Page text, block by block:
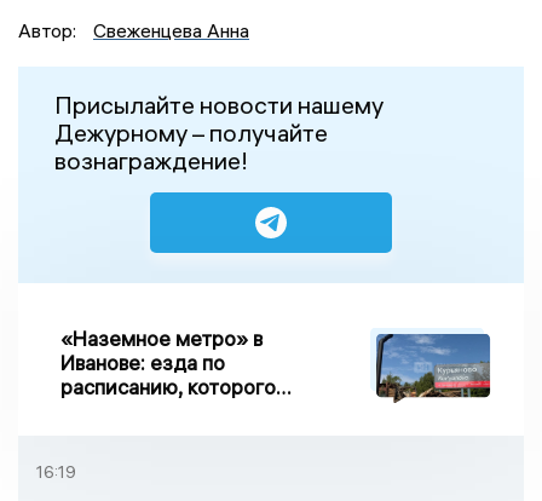
Автор:
Свеженцева Анна
Присылайте новости нашему
Дежурному – получайте
вознаграждение!
«Наземное метро» в
Иванове: езда по
расписанию, которого
16:19